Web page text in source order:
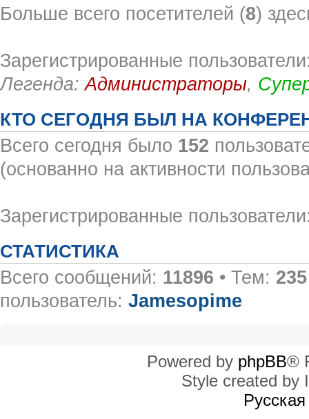
Больше всего посетителей (8)
Зарегистрированные
Легенда:Администраторы,
КТО СЕГОДНЯ БЫЛ НА
Всего сегодня было 152
(основанно на активности
Зарегистрированные
СТАТИСТИКА
Всего сообщений: 11896 • Тем: 235
пользователь: Jamesopime
Powered by phpBB®
Style created by